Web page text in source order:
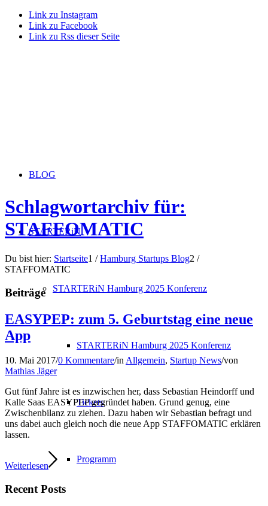
Link zu Instagram
Link zu Facebook
Link zu Rss dieser Seite
BLOG
STARTERiN
STARTERiN Hamburg 2025 Konferenz
STARTERiN Hamburg 2025 Konferenz
Tickets
Programm
Schlagwortarchiv für:
STAFFOMATIC
Du bist hier: Startseite1 / Hamburg Startups Blog2 /
STAFFOMATIC
Beiträge
EASYPEP: zum 5. Geburtstag eine neue
App
10. Mai 2017/0 Kommentare/inAllgemein, Startup News/von
Mathias Jäger
Gut fünf Jahre ist es inzwischen her, dass Sebastian Heindorff und
Kalle Saas EASYPEP gegründet haben. Grund genug, eine
Zwischenbilanz zu ziehen. Dazu haben wir Sebastian befragt und
uns dabei auch gleich noch die neue App STAFFOMATIC erklären
lassen.
Weiterlesen
Recent Posts